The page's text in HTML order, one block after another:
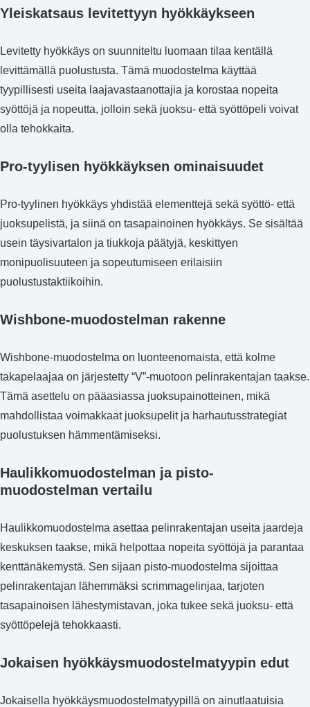
Yleiskatsaus levitettyyn hyökkäykseen
Levitetty hyökkäys on suunniteltu luomaan tilaa kentällä
levittämällä puolustusta. Tämä muodostelma käyttää
tyypillisesti useita laajavastaanottajia ja korostaa nopeita
syöttöjä ja nopeutta, jolloin sekä juoksu- että syöttöpeli voivat
olla tehokkaita.
Pro-tyylisen hyökkäyksen ominaisuudet
Pro-tyylinen hyökkäys yhdistää elementtejä sekä syöttö- että
juoksupelistä, ja siinä on tasapainoinen hyökkäys. Se sisältää
usein täysivartalon ja tiukkoja päätyjä, keskittyen
monipuolisuuteen ja sopeutumiseen erilaisiin
puolustustaktiikoihin.
Wishbone-muodostelman rakenne
Wishbone-muodostelma on luonteenomaista, että kolme
takapelaajaa on järjestetty “V”-muotoon pelinrakentajan taakse.
Tämä asettelu on pääasiassa juoksupainotteinen, mikä
mahdollistaa voimakkaat juoksupelit ja harhautusstrategiat
puolustuksen hämmentämiseksi.
Haulikkomuodostelman ja pisto-
muodostelman vertailu
Haulikkomuodostelma asettaa pelinrakentajan useita jaardeja
keskuksen taakse, mikä helpottaa nopeita syöttöjä ja parantaa
kenttänäkemystä. Sen sijaan pisto-muodostelma sijoittaa
pelinrakentajan lähemmäksi scrimmagelinjaa, tarjoten
tasapainoisen lähestymistavan, joka tukee sekä juoksu- että
syöttöpelejä tehokkaasti.
Jokaisen hyökkäysmuodostelmatyypin edut
Jokaisella hyökkäysmuodostelmatyypillä on ainutlaatuisia